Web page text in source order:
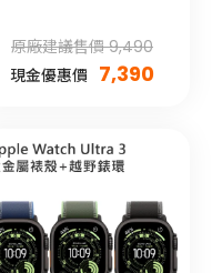
原廠建議售價 9,490
現金優惠價 7,390